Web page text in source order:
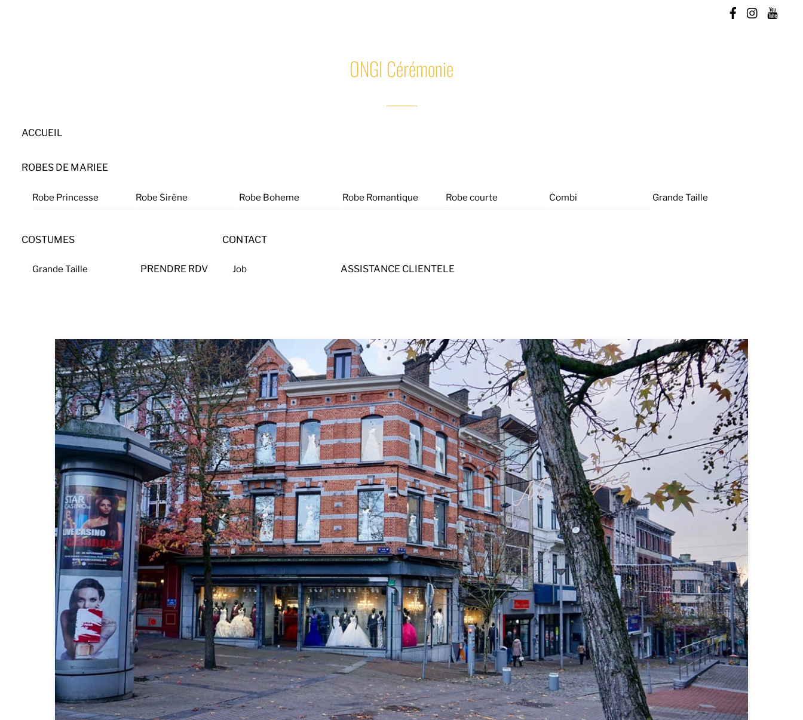
ONGI Cérémonie
ACCUEIL
ROBES DE MARIEE
Robe Princesse Robe Sirène Robe Boheme Robe Romantique Robe courte Combi Grande Taille
COSTUMES
Grande Taille PRENDRE RDV
CONTACT
Job ASSISTANCE CLIENTELE